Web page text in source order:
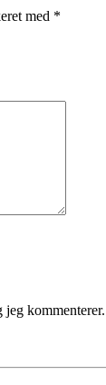
med *
kommenterer.